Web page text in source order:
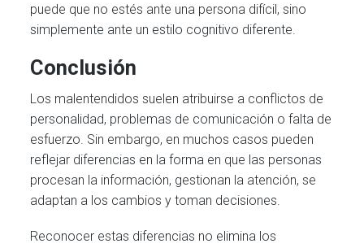
puede que no estés ante una persona difícil, sino
simplemente ante un estilo cognitivo diferente.
Conclusión
Los malentendidos suelen atribuirse a conflictos de
personalidad, problemas de comunicación o falta de
esfuerzo. Sin embargo, en muchos casos pueden
reflejar diferencias en la forma en que las personas
procesan la información, gestionan la atención, se
adaptan a los cambios y toman decisiones.
Reconocer estas diferencias no elimina los